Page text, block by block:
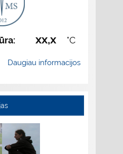
xx,x °C
Daugiau informacijos